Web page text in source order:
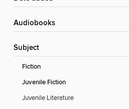
Audiobooks
Subject
Fiction
Juvenile Fiction
Juvenile Literature